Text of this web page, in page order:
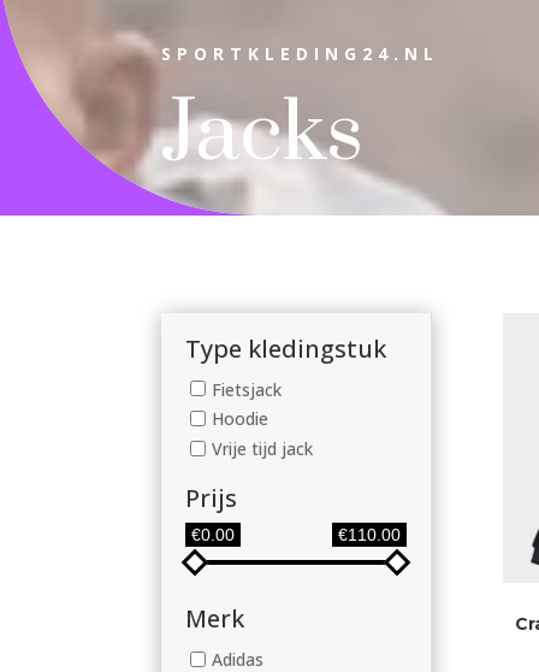
SPORTKLEDING24.NL
Jacks
Type kledingstuk
Fietsjack
Hoodie
Vrije tijd jack
Prijs
€0.00 €110.00
Merk
Adidas